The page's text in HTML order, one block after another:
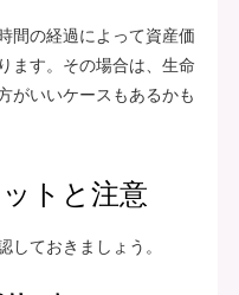
間の経過によって資産価
ます。その場合は、生命
がいいケースもあるかも
トと注意
しておきましょう。